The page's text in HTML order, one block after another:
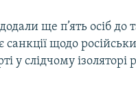
ще п’ять осіб до
щодо
у слідчому ізоляторі